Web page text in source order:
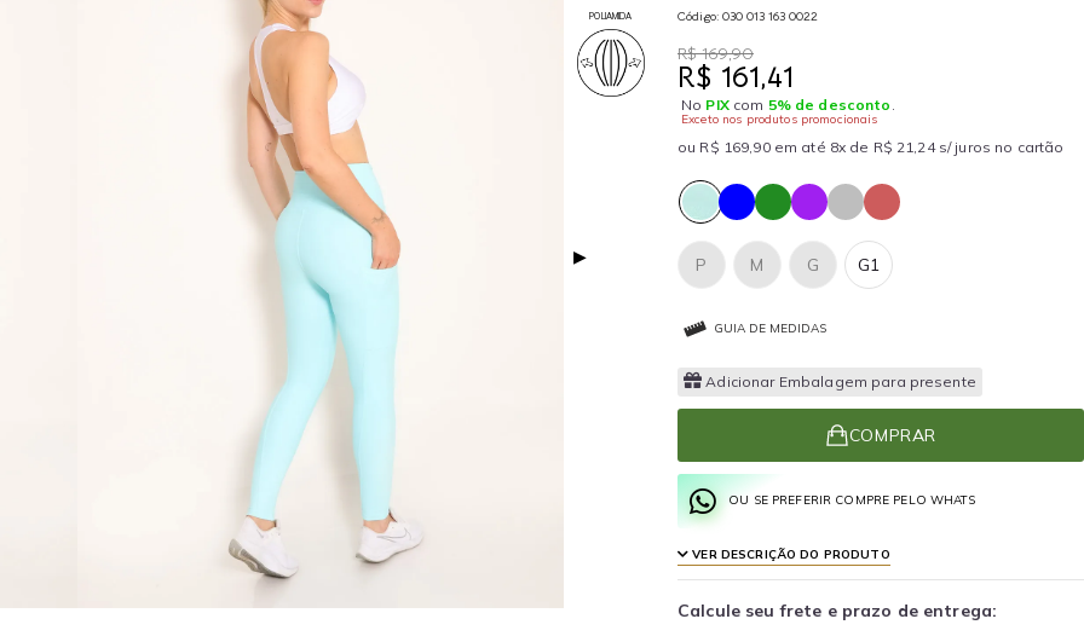
▶
POLIAMIDA Código: 030 013 163 0022
R$ 169,90
R$ 161,41
No PIXcom 5% de desconto .
Exceto nos produtos promocionais
ou R$ 169,90 em até 8x de R$ 21,24 s/ juros no cartão
G1
G
M
P
GUIA DE MEDIDAS
Adicionar Embalagem para presente
COMPRAR
OU SE PREFERIR COMPRE PELO WHATS
VER DESCRIÇÃO DO PRODUTO
Calcule seu frete e prazo de entrega: